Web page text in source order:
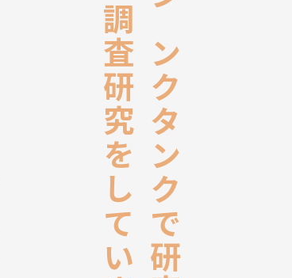
シンクタンクで
調査研究をしていました